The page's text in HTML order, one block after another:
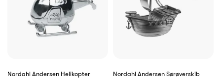
Nordahl Andersen Helikopter
Nordahl Andersen Sørøverskib